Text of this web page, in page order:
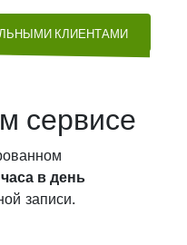
КЛИЕНТАМИ
сервисе
в день
записи.